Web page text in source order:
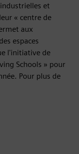
et
« centre de
aux
espaces
l'initiative de
Schools » pour
Pour plus de